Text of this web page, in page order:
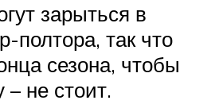
зарыться в
полтора, так что
сезона, чтобы
– не стоит.